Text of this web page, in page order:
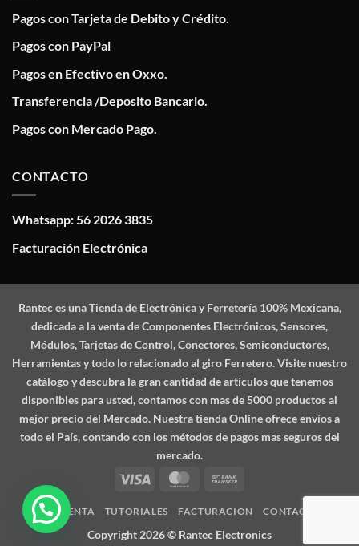
Pagos con Tarjeta de Debito y Crédito.
Pagos con PayPal
Pagos en Efectivo en Oxxo.
Transferencia /Deposito Bancario.
Pagos con Mercado Pago.
CONTACTO
Whatsapp: 56 2026 3835
Facturación Electrónica
Ranteces una Tienda de Electrónica y Ferretería 100% Mexicana,
dedicada a la venta de Componentes Electrónicos, Sensores,
Módulos, Tarjetas de Control, Conectores, Semiconductores,
Herramientas y todo lo relacionado al giro Ferretero. Visite nuestro
catálogo y descubra la gran cantidad de artículos que tenemos
disponibles para usted, contamos con mas de 5000 productos al
mejor precio del Mercado. Nuestra tienda Online ofrece envíos a
todo el País, contando con los métodos de pagos mas seguros del
mercado.
Visa
MasterCard
MI CUENTA TUTORIALES FACTURACION CONTACTO
Copyright 2026 © Rantec Electronics